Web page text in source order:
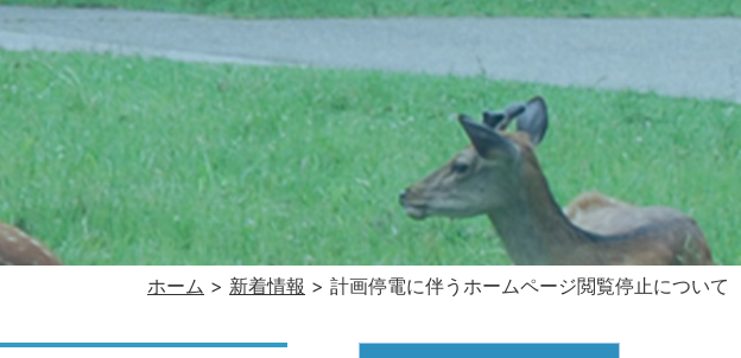
ホーム > 新着情報 > 計画停電に伴うホームページ閲覧停止について